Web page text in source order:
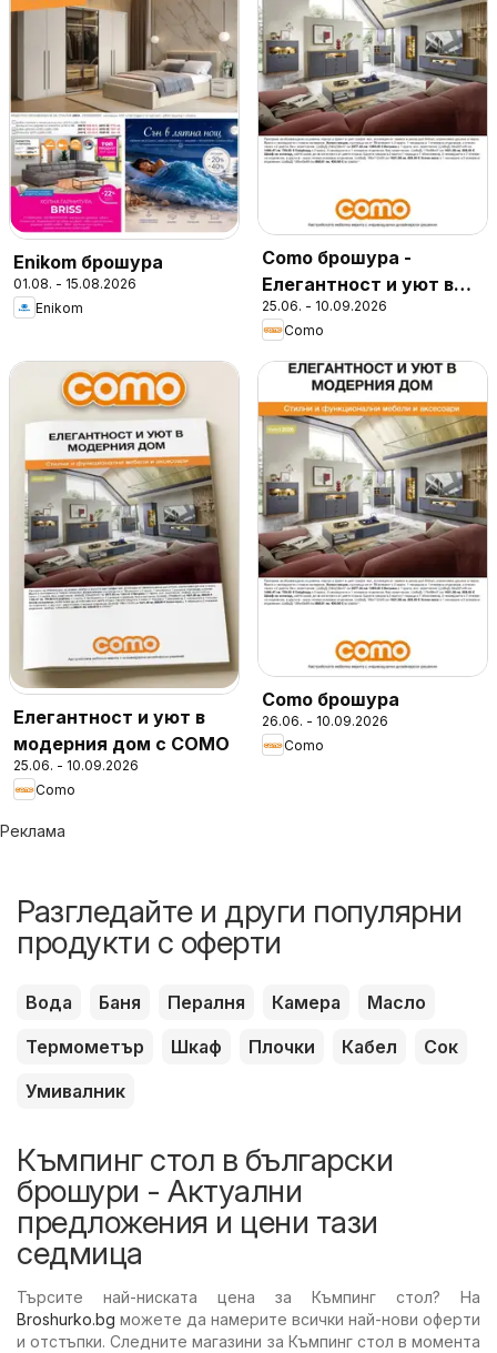
Enikom брошура
01.08. - 15.08.2026
Enikom
Como брошура -
Елегантност и уют в
модерния дом
25.06. - 10.09.2026
Como
Елегантност и уют в
модерния дом с COMO
25.06. - 10.09.2026
Como
Como брошура
26.06. - 10.09.2026
Como
Реклама
Разгледайте и други популярни
продукти с оферти
Вода Баня Пералня Камера
Масло
Термометър
Шкаф Плочки Кабел
Сок
Умивалник
Къмпинг стол в български
брошури - Актуални
предложения и цени тази
седмица
Търсите най-ниската цена за Къмпинг стол? На
Broshurko.bg можете да намерите всички най-нови оферти
и отстъпки. Следните магазини за Къмпинг стол в момента